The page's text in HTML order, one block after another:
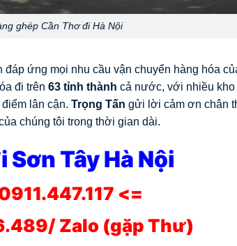
ghép Cần Thơ đi Hà Nội
đáp ứng mọi nhu cầu vận chuyển hàng hóa
đi trên 63 tỉnh thành cả nước, với nhiều
lân cận. Trọng Tấn gửi lời cảm ơn chân
chúng tôi trong thời gian dài.
Tây Hà Nội
<=
Zalo (gặp Thư)